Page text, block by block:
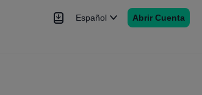
Español Abrir Cuenta